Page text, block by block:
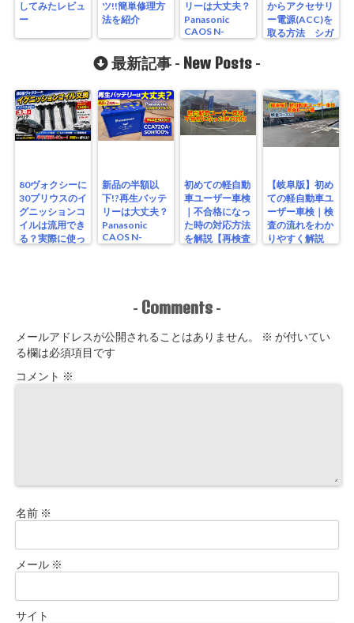
してみたレビュ
ー
ツ!!簡単修理方
法を紹介
リーは大丈夫？
Panasonic
CAOS N-
S115/A4を実測
レビュー
からアクセサリ
ー電源(ACC)を
取る方法 シガ
最新記事 - New Posts -
80ヴォクシーに
30プリウスのイ
グニッションコ
イルは流用でき
る？実際に使っ
新品の半額以
下!?再生バッテ
リーは大丈夫？
Panasonic
CAOS N-
S115/A4を実測
初めての軽自動
車ユーザー車検
｜不合格になっ
た時の対応方法
を解説【再検査
【岐阜版】初め
ての軽自動車ユ
ーザー車検｜検
査の流れをわか
りやすく解説
- Comments -
メールアドレスが公開されることはありません。 ※ が付いてい
る欄は必須項目です
コメント ※
名前 ※
メール ※
サイト